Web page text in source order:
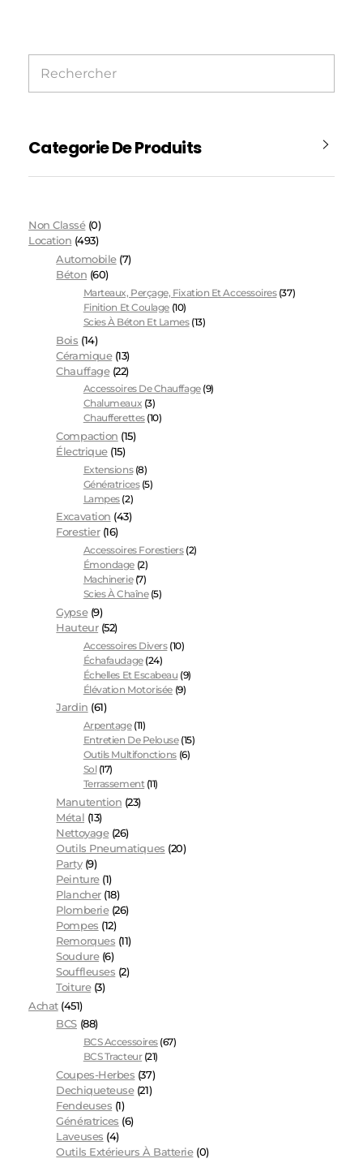
Categorie De Produits
Non Classé (0)
Location (493)
Automobile (7)
Béton (60)
Marteaux, Perçage, Fixation Et Accessoires (37)
Finition Et Coulage (10)
Scies À Béton Et Lames (13)
Bois (14)
Céramique (13)
Chauffage (22)
Accessoires De Chauffage (9)
Chalumeaux (3)
Chaufferettes (10)
Compaction (15)
Électrique (15)
Extensions (8)
Génératrices (5)
Lampes (2)
Excavation (43)
Forestier (16)
Accessoires Forestiers (2)
Émondage (2)
Machinerie (7)
Scies À Chaîne (5)
Gypse (9)
Hauteur (52)
Accessoires Divers (10)
Échafaudage (24)
Échelles Et Escabeau (9)
Élévation Motorisée (9)
Jardin (61)
Arpentage (11)
Entretien De Pelouse (15)
Outils Multifonctions (6)
Sol (17)
Terrassement (11)
Manutention (23)
Métal (13)
Nettoyage (26)
Outils Pneumatiques (20)
Party (9)
Peinture (1)
Plancher (18)
Plomberie (26)
Pompes (12)
Remorques (11)
Soudure (6)
Souffleuses (2)
Toiture (3)
Achat (451)
BCS (88)
BCS Accessoires (67)
BCS Tracteur (21)
Coupes-Herbes (37)
Dechiqueteuse (21)
Fendeuses (1)
Génératrices (6)
Laveuses (4)
Outils Extérieurs À Batterie (0)